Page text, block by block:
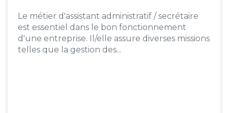
Le métier d'assistant administratif / secrétaire
est essentiel dans le bon fonctionnement
d'une entreprise. Il/elle assure diverses missions
telles que la gestion des...